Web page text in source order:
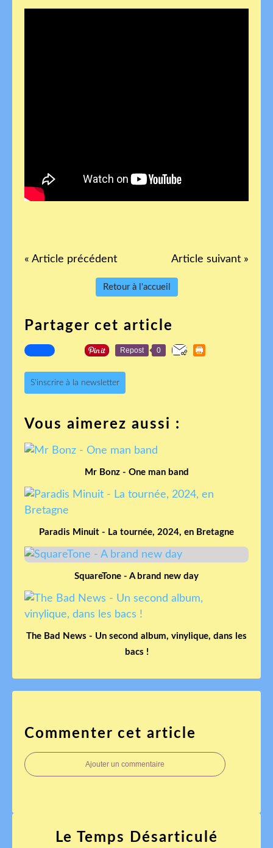
« Article précédent Article suivant »
Retour à l'accueil
Partager cet article
Repost 0
S'inscrire à la newsletter
Vous aimerez aussi :
Mr Bonz - One man band
Paradis Minuit - La tournée, 2024, en Bretagne
SquareTone - A brand new day
The Bad News - Un second album, vinylique, dans les
bacs !
Commenter cet article
Ajouter un commentaire
Le Temps Désarticulé